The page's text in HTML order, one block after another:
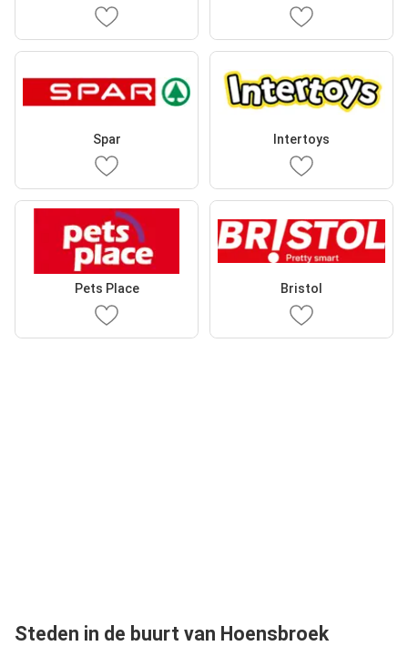
Spar Intertoys
Pets Place Bristol
Steden in de buurt van Hoensbroek